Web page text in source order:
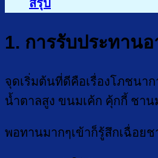
สรุป
1. การรับประทาน
จุดเริ่มต้นที่ดีคือเรื่องโภชนา
น้ำตาลสูง ขนมเค้ก คุ้กกี้ ชาน
พอทานมากๆเข้าก็รู้สึกเฉื่อย